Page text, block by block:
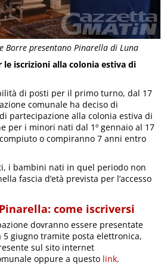
Borre presentano Pinarella di Luna
iscrizioni alla colonia estiva di
di posti per il primo turno, dal 17
comunale ha deciso di
partecipazione alla colonia estiva di
per i minori nati dal 1º gennaio al 17
o compiranno 7 anni entro
i bambini nati in quel periodo non
fascia d’età prevista per l’accesso
come iscriversi
dovranno essere presentate
giugno tramite posta elettronica,
sul sito internet
oppure a questo link.